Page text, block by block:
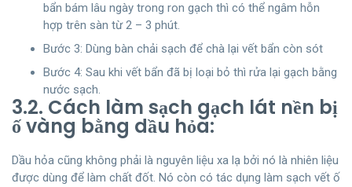
bẩn bám lâu ngày trong ron gạch thì có thể ngâm hỗn
hợp trên sàn từ 2 – 3 phút.
Bước 3: Dùng bàn chải sạch để chà lại vết bẩn còn sót
Bước 4: Sau khi vết bẩn đã bị loại bỏ thì rửa lại gạch bằng
nước sạch.
3.2. Cách làm sạch gạch lát nền bị
ố vàng bằng dầu hỏa:
Dầu hỏa cũng không phải là nguyên liệu xa lạ bởi nó là nhiên liệu
được dùng để làm chất đốt. Nó còn có tác dụng làm sạch vết ố